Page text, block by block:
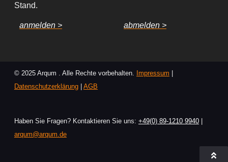
Stand.
anmelden > abmelden >
© 2025 Arqum . Alle Rechte vorbehalten. Impressum |
Datenschutzerklärung| AGB
Haben Sie Fragen? Kontaktieren Sie uns: +49(0) 89-1210 9940|
arqum@arqum.de